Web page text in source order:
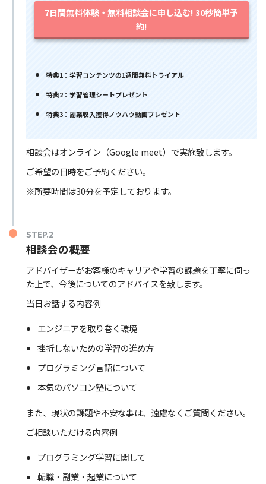
7日間無料体験・無料相談会に申し込む! 30秒簡単予
約!
特典1：学習コンテンツの1週間無料トライアル
特典2：学習管理シートプレゼント
特典3：副業収入獲得ノウハウ動画プレゼント
相談会はオンライン（Google meet）で実施致します。
ご希望の日時をご予約ください。
※所要時間は30分を予定しております。
STEP.2
相談会の概要
アドバイザーがお客様のキャリアや学習の課題を丁寧に伺っ
た上で、今後についてのアドバイスを致します。
当日お話する内容例
エンジニアを取り巻く環境
挫折しないための学習の進め方
プログラミング言語について
本気のパソコン塾について
また、現状の課題や不安な事は、遠慮なくご質問ください。
ご相談いただける内容例
プログラミング学習に関して
転職・副業・起業について